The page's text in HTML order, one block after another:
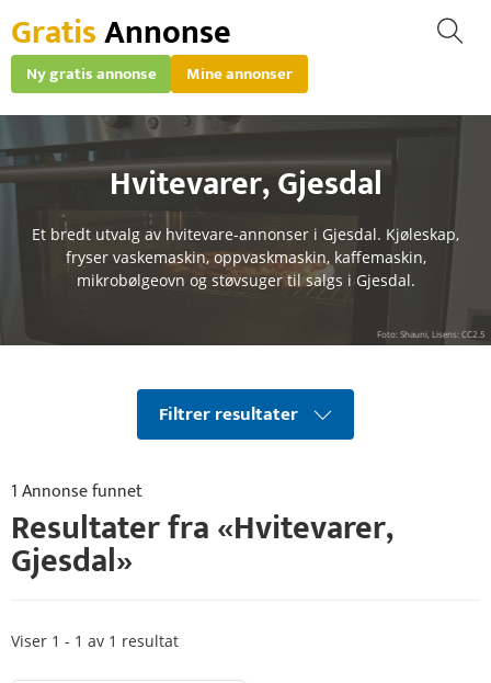
GratisAnnonse
Ny gratis annonse Mine annonser
Hvitevarer,Gjesdal
Et bredt utvalg av hvitevare-annonser i Gjesdal. Kjøleskap,
fryser vaskemaskin, oppvaskmaskin, kaffemaskin,
mikrobølgeovn og støvsuger til salgs i Gjesdal.
Foto: Shauni, Lisens: CC2.5
Filtrer resultater
1 Annonse funnet
Resultater fra «Hvitevarer,
Gjesdal»
Viser 1 - 1 av 1 resultat